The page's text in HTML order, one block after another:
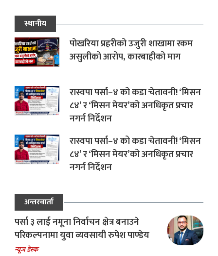
स्थानीय
पोखरिया प्रहरीको उजुरी शाखामा रकम
असुलीको आरोप, कारबाहीको माग
रास्वपा पर्सा–४ को कडा चेतावनी! ‘मिसन
८४’ र ‘मिसन मेयर’को अनधिकृत प्रचार
नगर्न निर्देशन
रास्वपा पर्सा–४ को कडा चेतावनी! ‘मिसन
८४’ र ‘मिसन मेयर’को अनधिकृत प्रचार
नगर्न निर्देशन
अन्तरवार्ता
पर्सा ३ लाई नमूना निर्वाचन क्षेत्र बनाउने
परिकल्पनामा युवा व्यवसायी रुपेश पाण्डेय
न्यूज डेस्क